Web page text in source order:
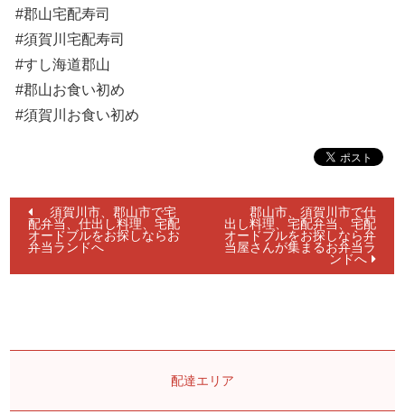
#郡山宅配寿司
#須賀川宅配寿司
#すし海道郡山
#郡山お食い初め
#須賀川お食い初め
投
稿
ナ
ビ
シ
須賀川市、郡山市で宅
配弁当、仕出し料理、宅配
オードブルをお探しならお
弁当ランドへ
郡山市、須賀川市で仕
出し料理、宅配弁当、宅配
オードブルをお探しなら弁
当屋さんが集まるお弁当ラ
ンドへ
配達エリア